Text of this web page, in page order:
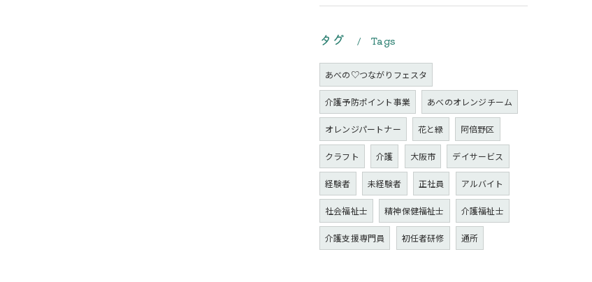
タグ Tags
あべの♡つながりフェスタ
介護予防ポイント事業 あべのオレンジチーム
オレンジパートナー 花と緑 阿倍野区
クラフト 介護 大阪市 デイサービス
経験者 未経験者 正社員 アルバイト
社会福祉士 精神保健福祉士 介護福祉士
介護支援専門員 初任者研修 通所